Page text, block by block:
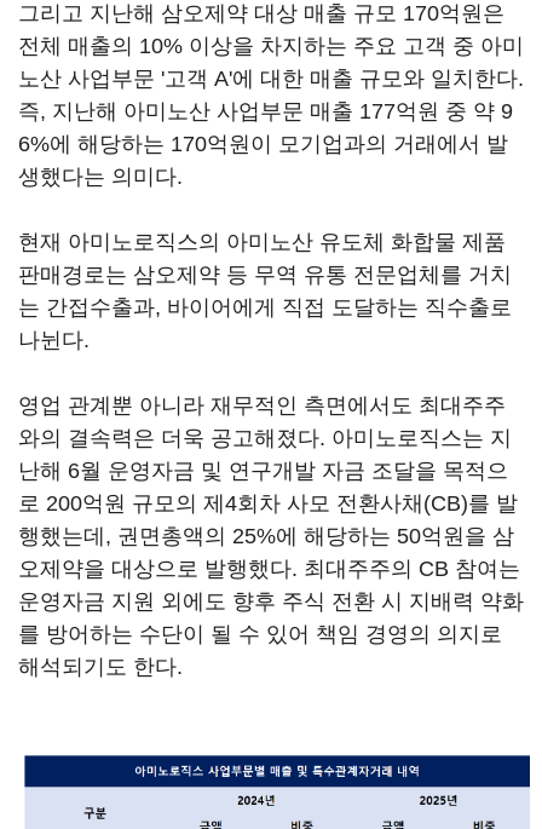
그리고 지난해 삼오제약 대상 매출 규모 170억원은
전체 매출의 10% 이상을 차지하는 주요 고객 중 아미
노산 사업부문 '고객 A'에 대한 매출 규모와 일치한다.
즉, 지난해 아미노산 사업부문 매출 177억원 중 약 9
6%에 해당하는 170억원이 모기업과의 거래에서 발
생했다는 의미다.
현재 아미노로직스의 아미노산 유도체 화합물 제품
판매경로는 삼오제약 등 무역 유통 전문업체를 거치
는 간접수출과, 바이어에게 직접 도달하는 직수출로
나뉜다.
영업 관계뿐 아니라 재무적인 측면에서도 최대주주
와의 결속력은 더욱 공고해졌다. 아미노로직스는 지
난해 6월 운영자금 및 연구개발 자금 조달을 목적으
로 200억원 규모의 제4회차 사모 전환사채(CB)를 발
행했는데, 권면총액의 25%에 해당하는 50억원을 삼
오제약을 대상으로 발행했다. 최대주주의 CB 참여는
운영자금 지원 외에도 향후 주식 전환 시 지배력 약화
를 방어하는 수단이 될 수 있어 책임 경영의 의지로
해석되기도 한다.